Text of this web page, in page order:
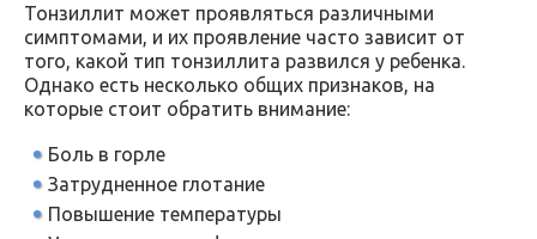
Тонзиллит может проявляться различными
симптомами, и их проявление часто зависит от
того, какой тип тонзиллита развился у ребенка.
Однако есть несколько общих признаков, на
которые стоит обратить внимание:
Боль в горле
Затрудненное глотание
Повышение температуры